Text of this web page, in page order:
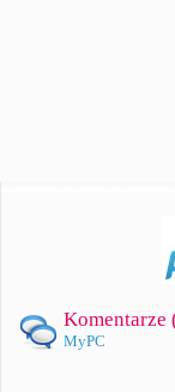
Komentarze
MyPC